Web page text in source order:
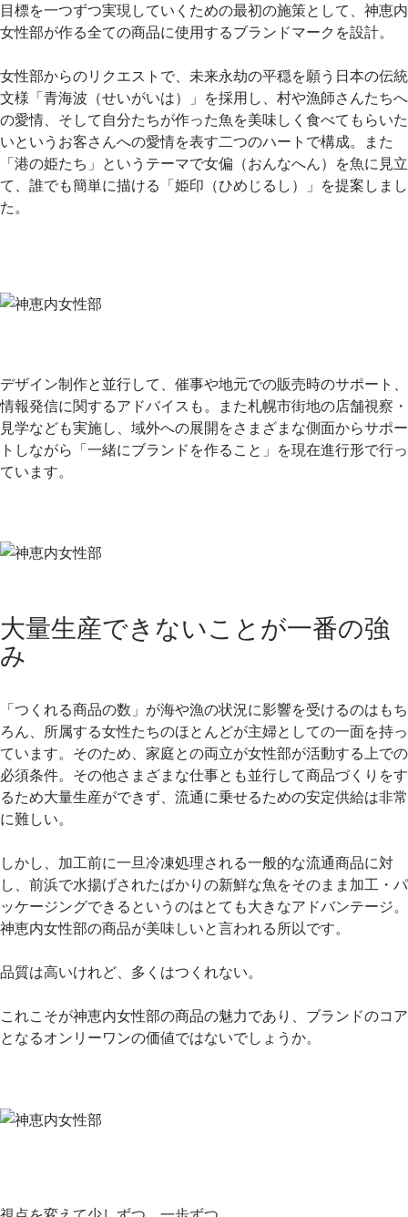
目標を一つずつ実現していくための最初の施策として、神恵内
女性部が作る全ての商品に使用するブランドマークを設計。
女性部からのリクエストで、未来永劫の平穏を願う日本の伝統
文様「青海波（せいがいは）」を採用し、村や漁師さんたちへ
の愛情、そして自分たちが作った魚を美味しく食べてもらいた
いというお客さんへの愛情を表す二つのハートで構成。また
「港の姫たち」というテーマで女偏（おんなへん）を魚に見立
て、誰でも簡単に描ける「姫印（ひめじるし）」を提案しまし
た。
デザイン制作と並行して、催事や地元での販売時のサポート、
情報発信に関するアドバイスも。また札幌市街地の店舗視察・
見学なども実施し、域外への展開をさまざまな側面からサポー
トしながら「一緒にブランドを作ること」を現在進行形で行っ
ています。
大量生産できないことが一番の強
み
「つくれる商品の数」が海や漁の状況に影響を受けるのはもち
ろん、所属する女性たちのほとんどが主婦としての一面を持っ
ています。そのため、家庭との両立が女性部が活動する上での
必須条件。その他さまざまな仕事とも並行して商品づくりをす
るため大量生産ができず、流通に乗せるための安定供給は非常
に難しい。
しかし、加工前に一旦冷凍処理される一般的な流通商品に対
し、前浜で水揚げされたばかりの新鮮な魚をそのまま加工・パ
ッケージングできるというのはとても大きなアドバンテージ。
神恵内女性部の商品が美味しいと言われる所以です。
品質は高いけれど、多くはつくれない。
これこそが神恵内女性部の商品の魅力であり、ブランドのコア
となるオンリーワンの価値ではないでしょうか。